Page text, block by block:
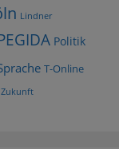
Lindner
Politik
T-Online
Zukunft